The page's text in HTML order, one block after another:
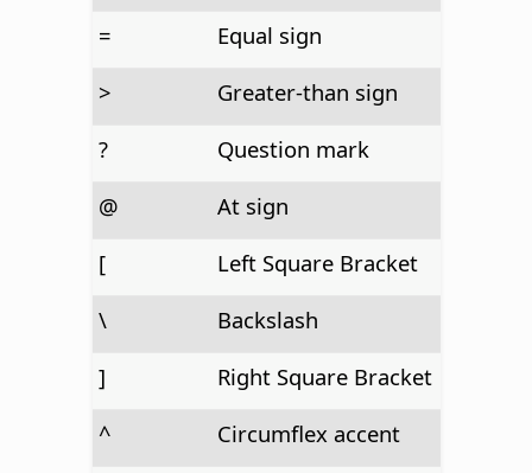
=
Equal sign
>
Greater-than sign
?
Question mark
@
At sign
[
Left Square Bracket
\
Backslash
]
Right Square Bracket
^
Circumflex accent